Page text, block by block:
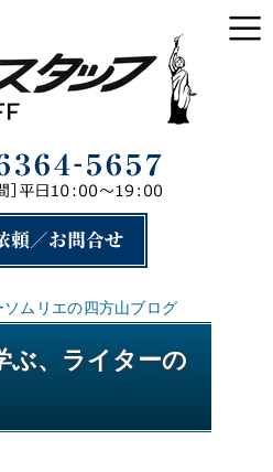
ソムリエの四方山ブログ
ぶ、ライターの